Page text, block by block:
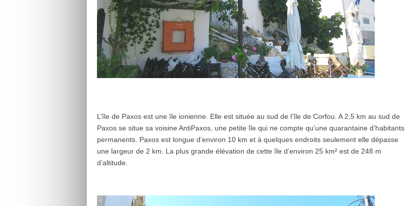
L’île de Paxos est une île ionienne. Elle est située au sud de l’île de Corfou. A 2,5 km au sud de
Paxos se situe sa voisine AntiPaxos, une petite île qui ne compte qu’une quarantaine d’habitants
permanents. Paxos est longue d’environ 10 km et à quelques endroits seulement elle dépasse
une largeur de 2 km. La plus grande élévation de cette île d’environ 25 km² est de 248 m
d’altitude.